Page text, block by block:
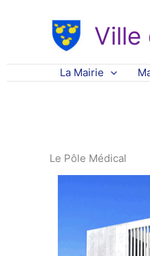
Ville
La Mairie
Le Pôle Médical